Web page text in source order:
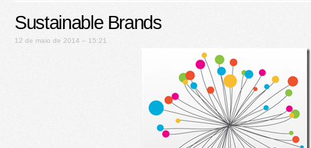
Sustainable Brands
12 de maio de 2014 – 15:21